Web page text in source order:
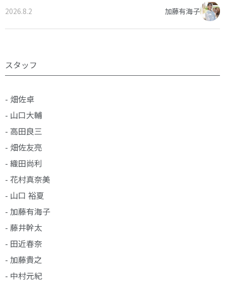
2026.8.2
加藤有海子
スタッフ
- 畑佐卓
- 山口大輔
- 高田良三
- 畑佐友亮
- 織田尚利
- 花村真奈美
- 山口 裕夏
- 加藤有海子
- 藤井幹太
- 田近春奈
- 加藤貴之
- 中村元紀